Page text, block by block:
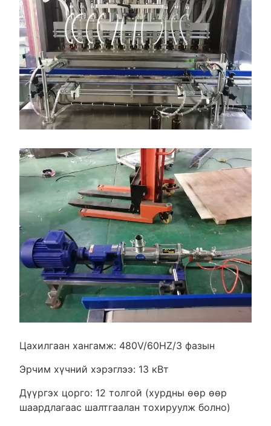
Цахилгаан хангамж: 480V/60HZ/3 фазын
Эрчим хүчний хэрэглээ: 13 кВт
Дүүргэх цорго: 12 толгой (хурдны өөр өөр
шаардлагаас шалтгаалан тохируулж болно)